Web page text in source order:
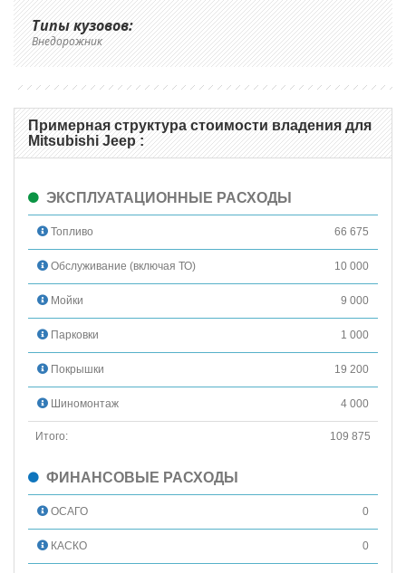
Типы кузовов:
Внедорожник
Примерная структура стоимости владения для
Mitsubishi Jeep :
ЭКСПЛУАТАЦИОННЫЕ РАСХОДЫ
Топливо 66 675
Обслуживание (включая ТО) 10 000
Мойки 9 000
Парковки 1 000
Покрышки 19 200
Шиномонтаж 4 000
Итого: 109 875
ФИНАНСОВЫЕ РАСХОДЫ
ОСАГО 0
КАСКО 0